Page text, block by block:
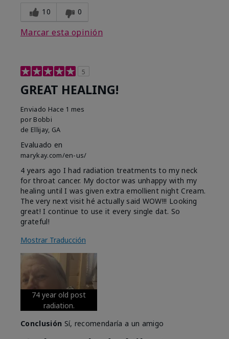
10 0
Marcar esta opinión
5
GREAT HEALING!
Enviado Hace 1 mes
por Bobbi
de Ellijay, GA
Evaluado en
marykay.com/en-us/
4 years ago I had radiation treatments to my neck
for throat cancer. My doctor was unhappy with my
healing until I was given extra emollient night Cream.
The very next visit hé actually said WOW!!! Looking
great! I continue to use it every single dat. So
grateful!
Mostrar Traducción
74 year old post
radiation.
Conclusión Sí, recomendaría a un amigo